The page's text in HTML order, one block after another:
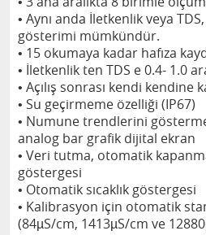
• Aynı anda İletkenlik veya
gösterimi mümkündür.
• 15 okumaya kadar hafıza
• İletkenlik ten TDS e 0.4- 1.0
• Açılış sonrası kendi kendine
• Su geçirmeme özelliği (IP67)
• Numune trendlerini
analog bar grafik dijital ekran
• Veri tutma, otomatik
göstergesi
• Otomatik sıcaklık göstergesi
• Kalibrasyon için otomatik
(84µS/cm, 1413µS/cm ve